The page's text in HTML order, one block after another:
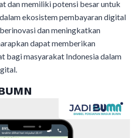
dan memiliki potensi besar untuk
ekosistem pembayaran digital
dan meningkatkan
dapat memberikan
bagi masyarakat Indonesia dalam